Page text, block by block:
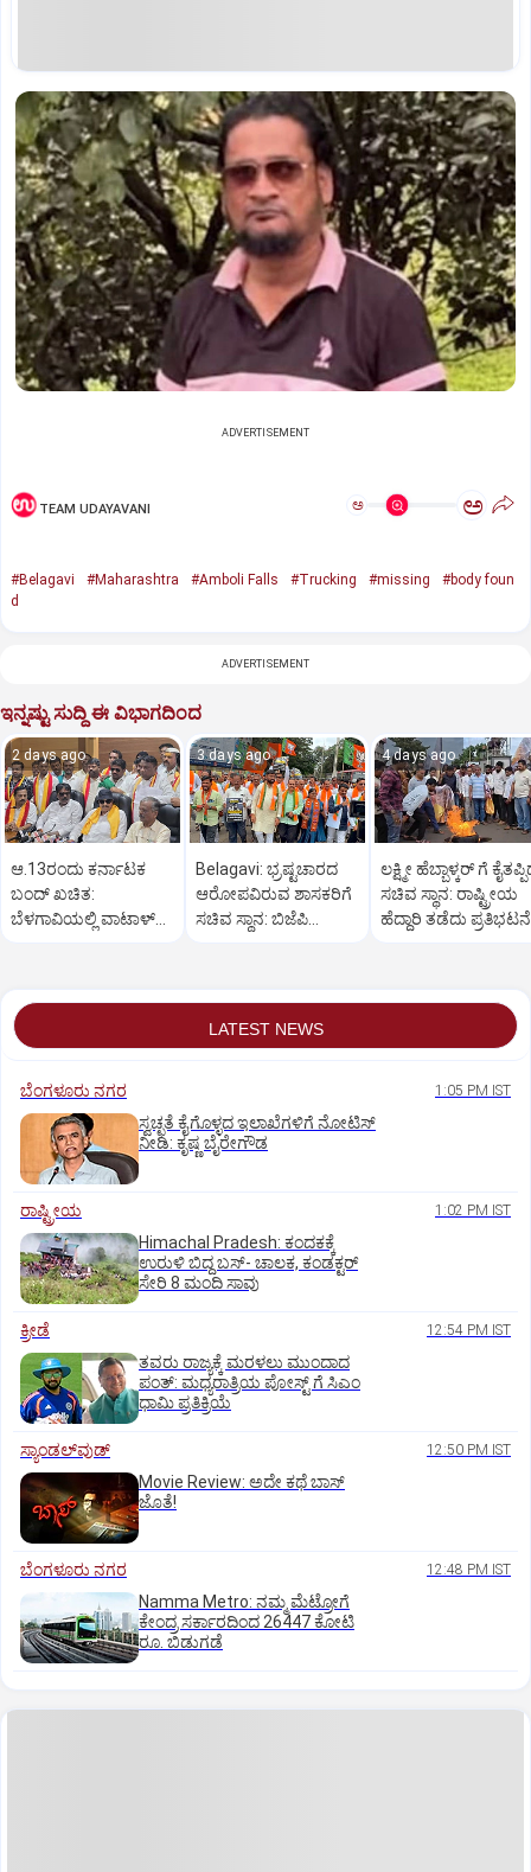
ADVERTISEMENT
TEAM UDAYAVANI ಅ ಅ
#Belagavi #Maharashtra #Amboli Falls #Trucking #missing
#body foun
d
ADVERTISEMENT
ಇನ್ನಷ್ಟು ಸುದ್ದಿ ಈ ವಿಭಾಗದಿಂದ
2 days ago
ಆ.13ರಂದು ಕರ್ನಾಟಕ
ಬಂದ್ ಖಚಿತ:
ಬೆಳಗಾವಿಯಲ್ಲಿ ವಾಟಾಳ್
3 days ago
Belagavi: ಭ್ರಷ್ಟಚಾರದ
ಆರೋಪವಿರುವ ಶಾಸಕರಿಗೆ
ಸಚಿವ ಸ್ಥಾನ: ಬಿಜೆಪಿ
4 days ago
ಲಕ್ಷ್ಮೀ ಹೆಬ್ಬಾಳ್ಕರ್ ಗೆ
ಸಚಿವ ಸ್ಥಾನ: ರಾಷ್ಟ್ರೀಯ
ಹೆದ್ದಾರಿ ತಡೆದು ಪ್ರತಿಭಟನೆ
LATEST NEWS
ಬೆಂಗಳೂರು ನಗರ 1:05 PM IST
ಸ್ವಚ್ಛತೆ ಕೈಗೊಳ್ಳದ ಇಲಾಖೆಗಳಿಗೆ ನೋಟಿಸ್‌
ನೀಡಿ: ಕೃಷ್ಣ ಬೈರೇಗೌಡ
ರಾಷ್ಟ್ರೀಯ 1:02 PM IST
Himachal Pradesh: ಕಂದಕಕ್ಕೆ
ಉರುಳಿ ಬಿದ್ದ ಬಸ್-‌ ಚಾಲಕ, ಕಂಡಕ್ಟರ್‌
ಸೇರಿ 8 ಮಂದಿ ಸಾವು
ಕ್ರೀಡೆ 12:54 PM IST
ತವರು ರಾಜ್ಯಕ್ಕೆ ಮರಳಲು ಮುಂದಾದ
ಪಂತ್:‌ ಮಧ್ಯರಾತ್ರಿಯ ಪೋಸ್ಟ್‌ ಗೆ ಸಿಎಂ
ಧಾಮಿ ಪ್ರತಿಕ್ರಿಯೆ
ಸ್ಯಾಂಡಲ್‌ವುಡ್‌ 12:50 PM IST
Movie Review: ಅದೇ ಕಥೆ ಬಾಸ್‌
ಜೊತೆ!
ಬೆಂಗಳೂರು ನಗರ 12:48 PM IST
Namma Metro: ನಮ್ಮ ಮೆಟ್ರೋಗೆ
ಕೇಂದ್ರ ಸರ್ಕಾರದಿಂದ 26447 ಕೋಟಿ
ರೂ. ಬಿಡುಗಡೆ